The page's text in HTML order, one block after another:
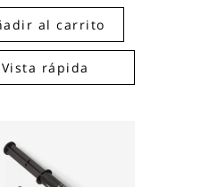
al carrito
Vista rápida